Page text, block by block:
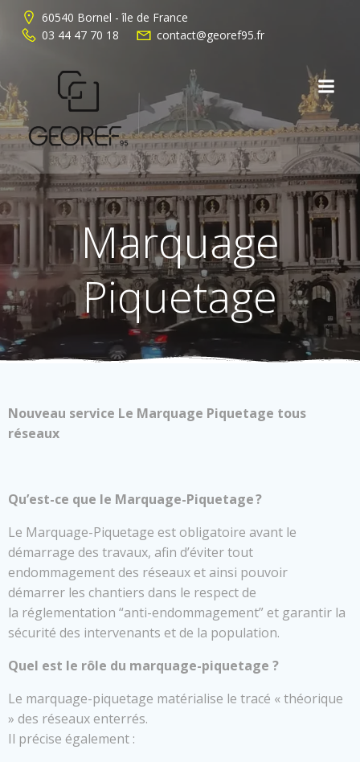
au
contenu
60540 Bornel - île de France
03 44 47 70 18
contact@georef95.fr
Marquage
Piquetage
Nouveau service Le Marquage Piquetage tous
réseaux
Qu’est-ce que le Marquage-Piquetage ?
Le Marquage-Piquetage est obligatoire avant le
démarrage des travaux, afin d’éviter tout
endommagement des réseaux et ainsi pouvoir
démarrer les chantiers dans le respect de
la réglementation “anti-endommagement” et garantir la
sécurité des intervenants et de la population.
Quel est le rôle du marquage-piquetage ?
Le marquage-piquetage matérialise le tracé « théorique
» des réseaux enterrés.
Il précise également :